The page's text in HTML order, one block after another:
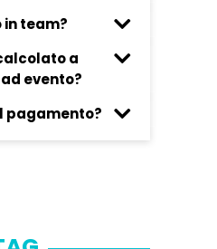
in team?
a
evento?
pagamento?